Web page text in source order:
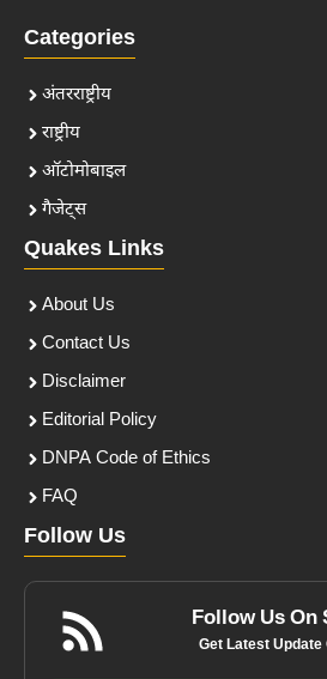
Categories
अंतरराष्ट्रीय
राष्ट्रीय
ऑटोमोबाइल
गैजेट्स
Quakes Links
About Us
Contact Us
Disclaimer
Editorial Policy
DNPA Code of Ethics
FAQ
Follow Us
Follow Us On
Get Latest Update